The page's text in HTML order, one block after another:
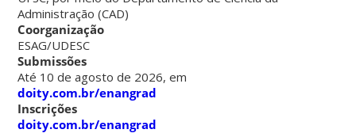
Administração (CAD)
Coorganização
ESAG/UDESC
Submissões
Até 10 de agosto de 2026, em
doity.com.br/enangrad
Inscrições
doity.com.br/enangrad